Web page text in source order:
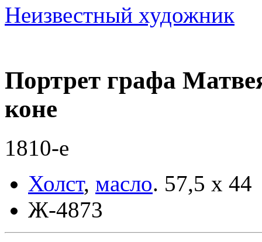
Неизвестный художник
Портрет графа
коне
1810-е
Холст, масло. 57,5 x 44
Ж-4873